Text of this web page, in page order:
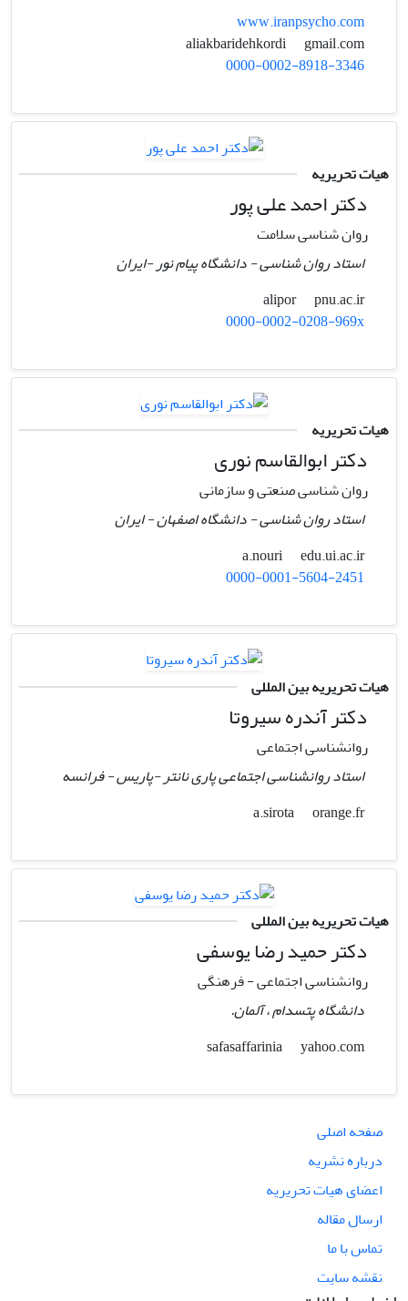
www.iranpsycho.com
gmail.com
0000-0002-8918-3346
هیات تحریریه
دکتر احمد علی پور
روان شناسی سلامت
استاد روان شناسی - دانشگاه پیام نور -ایران
alipor
pnu.ac.ir
0000-0002-0208-969x
هیات تحریریه
دکتر ابوالقاسم نوری
روان شناسی صنعتی و سازمانی
استاد روان شناسی - دانشگاه اصفهان - ایران
a.nouri
edu.ui.ac.ir
0000-0001-5604-2451
هیات تحریریه بین المللی
دکتر آندره سیروتا
روانشناسی اجتماعی
استاد روانشناسی اجتماعی پاری نانتر -پاریس - فرانسه
a.sirota
orange.fr
هیات تحریریه بین المللی
دکتر حمید رضا یوسفی
روانشناسی اجتماعی - فرهنگی
دانشگاه پتسدام ، آلمان.
yahoo.com
صفحه اصلی
درباره نشریه
اعضای هیات تحریریه
ارسال مقاله
تماس با ما
نقشه سایت